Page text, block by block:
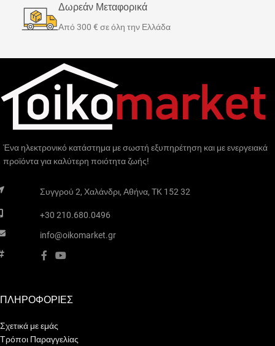
Δωρεάν Μεταφορικά
Από 300 € σε όλη την Ελλάδα
Ένα ηλεκτρονικό κατάστημα με σωστή εξυπηρέτηση και με ενεργειακά
προϊόντα για καλύτερη ποιότητα ζωής!
Συγγρού 2, Χαλάνδρι, Αθήνα, TK 152 32
+30 210.680.0496
info@oikomarket.gr
ΠΛΗΡΟΦΟΡΙΕΣ
Σχετικά με εμάς
Τρόποι Παραγγελίας